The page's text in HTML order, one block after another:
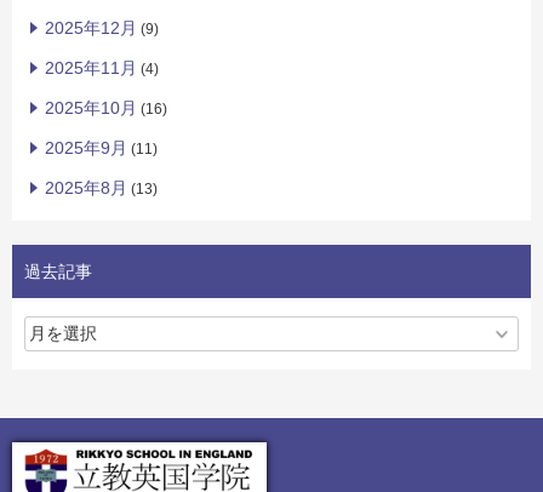
2025年12月 (9)
2025年11月 (4)
2025年10月 (16)
2025年9月 (11)
2025年8月 (13)
過去記事